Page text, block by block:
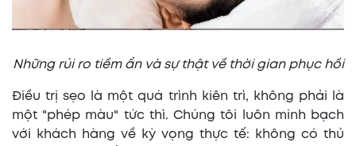
Những rủi ro tiềm ẩn và sự thật về thời gian phục hồi
Điều trị sẹo là một quá trình kiên trì, không phải là
một "phép màu" tức thì. Chúng tôi luôn minh bạch
với khách hàng về kỳ vọng thực tế: không có thủ